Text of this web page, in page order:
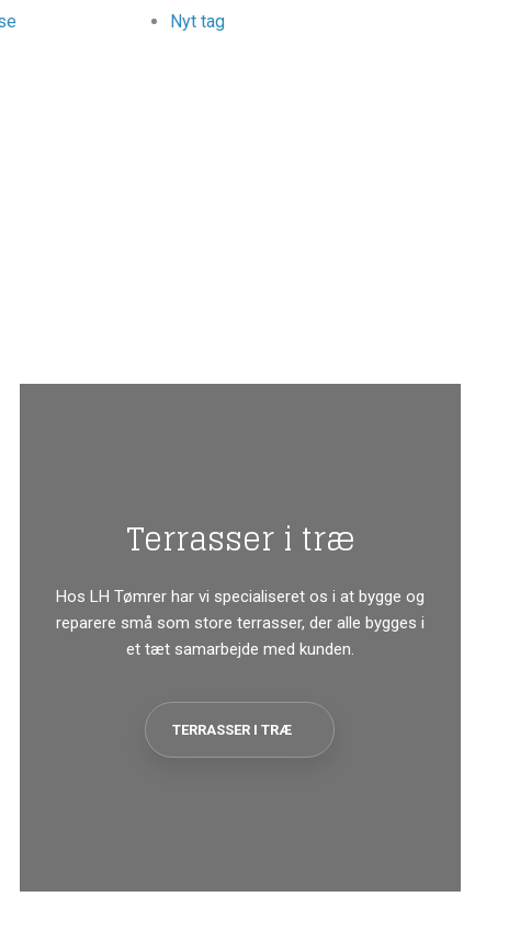
Nyt tag
Terrasser i træ
Hos LH Tømrer har vi specialiseret os i at bygge og
reparere små som store terrasser, der alle bygges i
et tæt samarbejde med kunden.
TERRASSER I TRÆ